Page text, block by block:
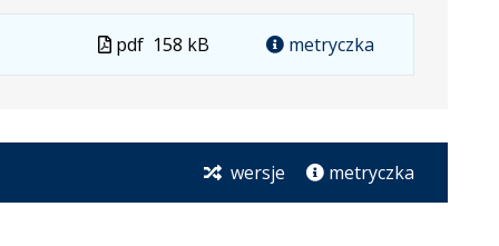
Plik
pdf 158 kB metryczka
wersje metryczka